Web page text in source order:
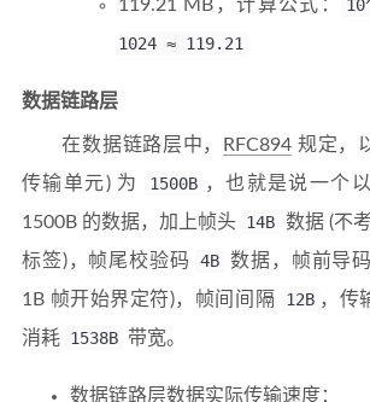
119.21 MB，计算公式：
1024 ≈ 119.21
数据链路层
在数据链路层中， RFC894 规定，
传输单元) 为
1500B ，也就是说一个
1500B 的数据，加上帧头 14B 数据 (不
标签)，帧尾校验码
4B 数据，帧前导码
1B 帧开始界定符)，帧间间隔
12B ，传
消耗 1538B 带宽。
数据链路层数据实际传输速度：